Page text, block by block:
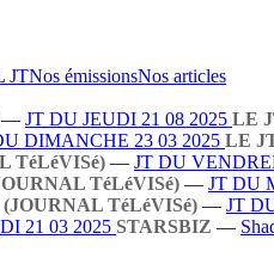
JTNos émissionsNos articles
— JT DU JEUDI 21 08 2025 LE
DIMANCHE 23 03 2025 LE
TéLéVISé) — JT DU
TéLéVISé) — JT DU
TéLéVISé) — JT
21 03 2025 STARSBIZ —